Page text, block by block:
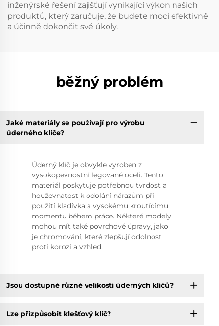
inženýrské řešení zajišťují vynikající výkon našich
produktů, který zaručuje, že budete moci efektivně
a účinně dokončit své úkoly.
běžný problém
Jaké materiály se používají pro výrobu
úderného klíče?
Úderný klíč je obvykle vyroben z
vysokopevnostní legované oceli. Tento
materiál poskytuje potřebnou tvrdost a
houževnatost k odolání nárazům při
použití kladívka a vysokému kroutícímu
momentu během práce. Některé modely
mohou mít také povrchové úpravy, jako
je chromování, které zlepšují odolnost
proti korozi a vzhled.
Jsou dostupné různé velikosti úderných klíčů?
Lze přizpůsobit klešťový klíč?